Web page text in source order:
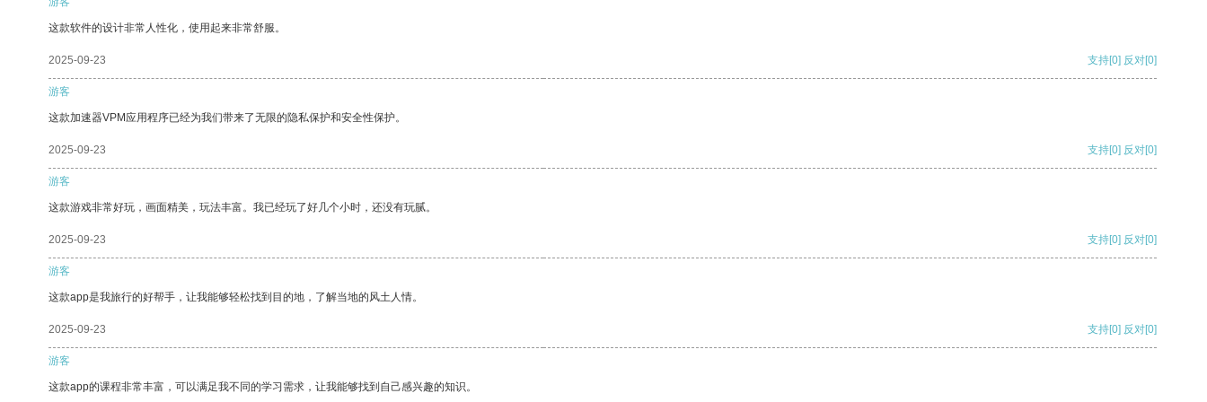
这款软件的设计非常人性化，使用起来非常舒服。
2025-09-23 支持[0] 反对[0]
游客
这款加速器VPM应用程序已经为我们带来了无限的隐私保护和安全性保护。
2025-09-23 支持[0] 反对[0]
游客
这款游戏非常好玩，画面精美，玩法丰富。我已经玩了好几个小时，还没有玩腻。
2025-09-23 支持[0] 反对[0]
游客
这款app是我旅行的好帮手，让我能够轻松找到目的地，了解当地的风土人情。
2025-09-23 支持[0] 反对[0]
游客
这款app的课程非常丰富，可以满足我不同的学习需求，让我能够找到自己感兴趣的知识。